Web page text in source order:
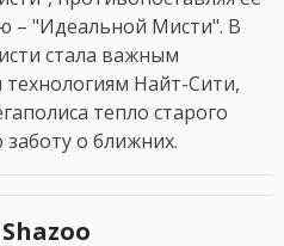
– "Идеальной Мисти". В
стала важным
Найт-Сити,
тепло старого
о ближних.